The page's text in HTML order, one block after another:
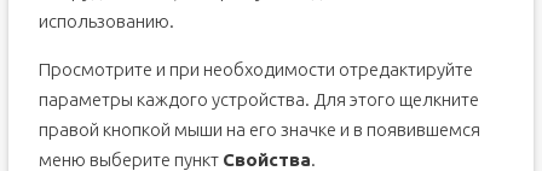
использованию.
Просмотрите и при необходимости отредактируйте
параметры каждого устройства. Для этого щелкните
правой кнопкой мыши на его значке и в появившемся
меню выберите пункт Свойства.